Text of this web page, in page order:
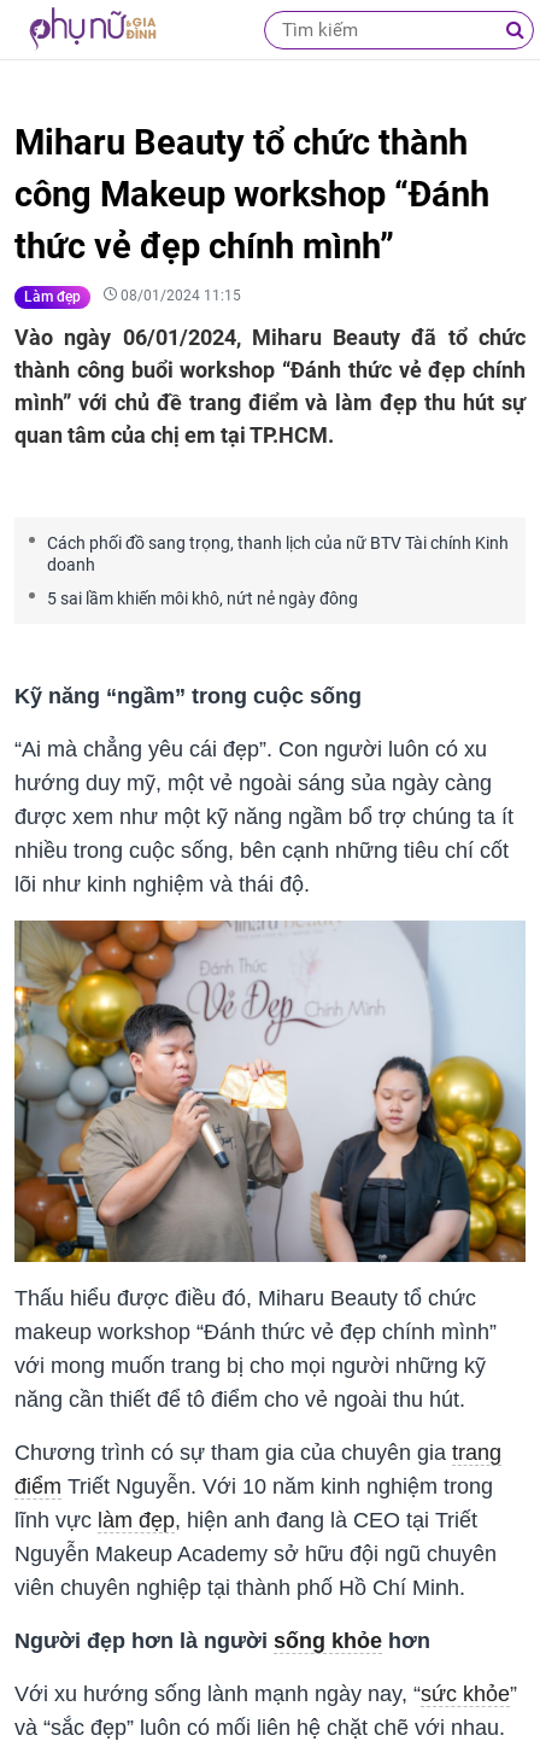
Miharu Beauty tổ chức thành
công Makeup workshop “Đánh
thức vẻ đẹp chính mình”
Làm đẹp 08/01/2024 11:15
Vào ngày 06/01/2024, Miharu Beauty đã tổ chức
thành công buổi workshop “Đánh thức vẻ đẹp chính
mình” với chủ đề trang điểm và làm đẹp thu hút sự
quan tâm của chị em tại TP.HCM.
Cách phối đồ sang trọng, thanh lịch của nữ BTV Tài chính Kinh
doanh
5 sai lầm khiến môi khô, nứt nẻ ngày đông
Kỹ năng “ngầm” trong cuộc sống
“Ai mà chẳng yêu cái đẹp”. Con người luôn có xu
hướng duy mỹ, một vẻ ngoài sáng sủa ngày càng
được xem như một kỹ năng ngầm bổ trợ chúng ta ít
nhiều trong cuộc sống, bên cạnh những tiêu chí cốt
lõi như kinh nghiệm và thái độ.
Thấu hiểu được điều đó, Miharu Beauty tổ chức
makeup workshop “Đánh thức vẻ đẹp chính mình”
với mong muốn trang bị cho mọi người những kỹ
năng cần thiết để tô điểm cho vẻ ngoài thu hút.
Chương trình có sự tham gia của chuyên gia trang
điểm Triết Nguyễn. Với 10 năm kinh nghiệm trong
lĩnh vực làm đẹp, hiện anh đang là CEO tại Triết
Nguyễn Makeup Academy sở hữu đội ngũ chuyên
viên chuyên nghiệp tại thành phố Hồ Chí Minh.
Người đẹp hơn là người sống khỏe hơn
Với xu hướng sống lành mạnh ngày nay, “sức khỏe”
và “sắc đẹp” luôn có mối liên hệ chặt chẽ với nhau.